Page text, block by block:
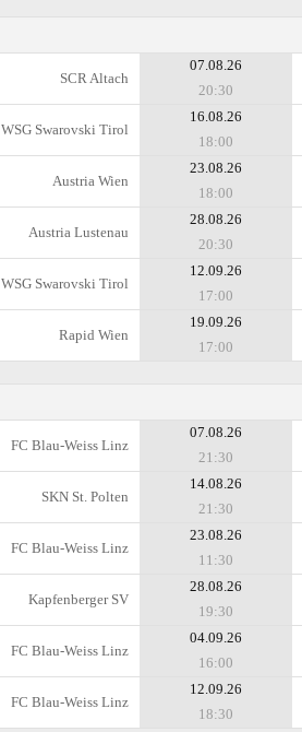
SCR Altach
07.08.26
20:30
WSG Swarovski Tirol
16.08.26
18:00
Austria Wien
23.08.26
18:00
Austria Lustenau
28.08.26
20:30
WSG Swarovski Tirol
12.09.26
17:00
Rapid Wien
19.09.26
17:00
FC Blau-Weiss Linz
07.08.26
21:30
SKN St. Polten
14.08.26
21:30
FC Blau-Weiss Linz
23.08.26
11:30
Kapfenberger SV
28.08.26
19:30
FC Blau-Weiss Linz
04.09.26
16:00
FC Blau-Weiss Linz
12.09.26
18:30